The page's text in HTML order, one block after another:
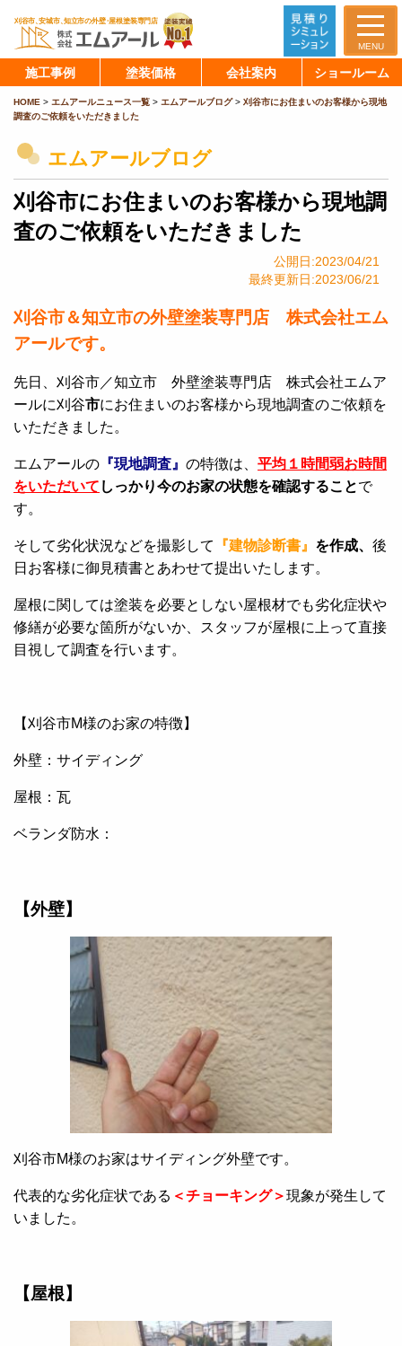
MENU
施工事例 塗装価格 会社案内 ショールーム
HOME > エムアールニュース一覧 > エムアールブログ> 刈谷市にお住まいのお客様から現地
調査のご依頼をいただきました
エムアールブログ
刈谷市にお住まいのお客様から現地調
査のご依頼をいただきました
公開日:2023/04/21
最終更新日:2023/06/21
刈谷市＆知立市の外壁塗装専門店 株式会社エム
アールです。
先日、刈谷市／知立市 外壁塗装専門店 株式会社エムア
ールに刈谷市にお住まいのお客様から現地調査のご依頼を
いただきました。
エムアールの 『現地調査』 の特徴は、 平均１時間弱お時間
をいただいて しっかり今のお家の状態を確認することで
す。
そして劣化状況などを撮影して 『建物診断書』 を作成、 後
日お客様に御見積書とあわせて提出いたします。
屋根に関しては塗装を必要としない屋根材でも劣化症状や
修繕が必要な箇所がないか、スタッフが屋根に上って直接
目視して調査を行います。
【刈谷市M様のお家の特徴】
外壁：サイディング
屋根：瓦
ベランダ防水：
【外壁】
刈谷市M様のお家はサイディング外壁です。
代表的な劣化症状である ＜チョーキング＞現象が発生して
いました。
【屋根】